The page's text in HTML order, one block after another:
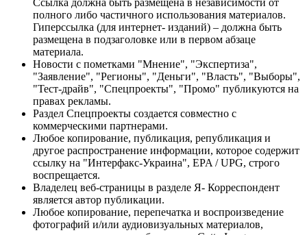
полного либо частичного использования материалов.
Гиперссылка (для интернет- изданий) – должна быть
размещена в подзаголовке или в первом абзаце
материала.
Новости с пометками "Мнение", "Экспертиза",
"Заявление", "Регионы", "Деньги", "Власть", "Выборы",
"Тест-драйв", "Спецпроекты", "Промо" публикуются на
правах рекламы.
Раздел Спецпроекты создается совместно с
коммерческими партнерами.
Любое копирование, публикация, републикация и
другое распространение информации, которое содержит
ссылку на "Интерфакс-Украина", EPA / UPG, строго
воспрещается.
Владелец веб-страницы в разделе Я- Корреспондент
является автор публикации.
Любое копирование, перепечатка и воспроизведение
фотографий и/или аудиовизуальных материалов,